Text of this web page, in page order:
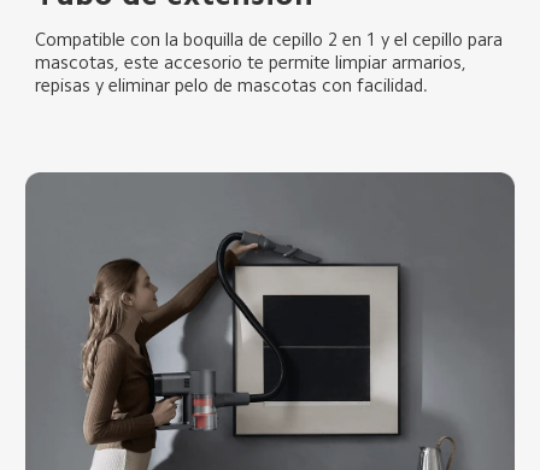
Compatible con la boquilla de cepillo 2 en 1 y el cepillo para
mascotas, este accesorio te permite limpiar armarios,
repisas y eliminar pelo de mascotas con facilidad.